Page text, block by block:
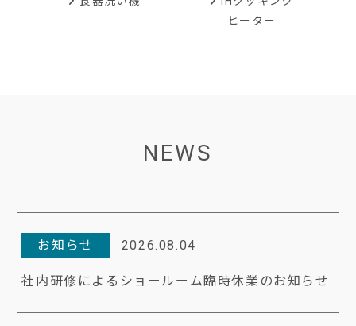
ヒーター
NEWS
お知らせ 2026.08.04
社内研修によるショールーム臨時休業のお知らせ